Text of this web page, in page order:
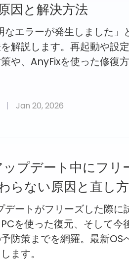
因と解決方法
エラーが発生しました」
解説します。再起動や設
や、AnyFixを使った修復
Jan 20, 2026
プデート中にフリ
らない原因と直し方
ートがフリーズした際に
を使った復元、そして今
防策までを網羅。最新OS
ます。